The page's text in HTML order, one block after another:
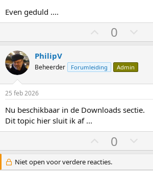
Even geduld ....
t
m
o
h
o
o
0
t
o
l
a
a
PhilipV
Beheerder Forumleiding Admin
25 feb 2026
Nu beschikbaar in de Downloads sectie.
Dit topic hier sluit ik af ...
t
e
0
t
Niet open voor verdere reacties.